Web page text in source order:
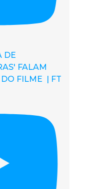
DE
FALAM
FILME | FT